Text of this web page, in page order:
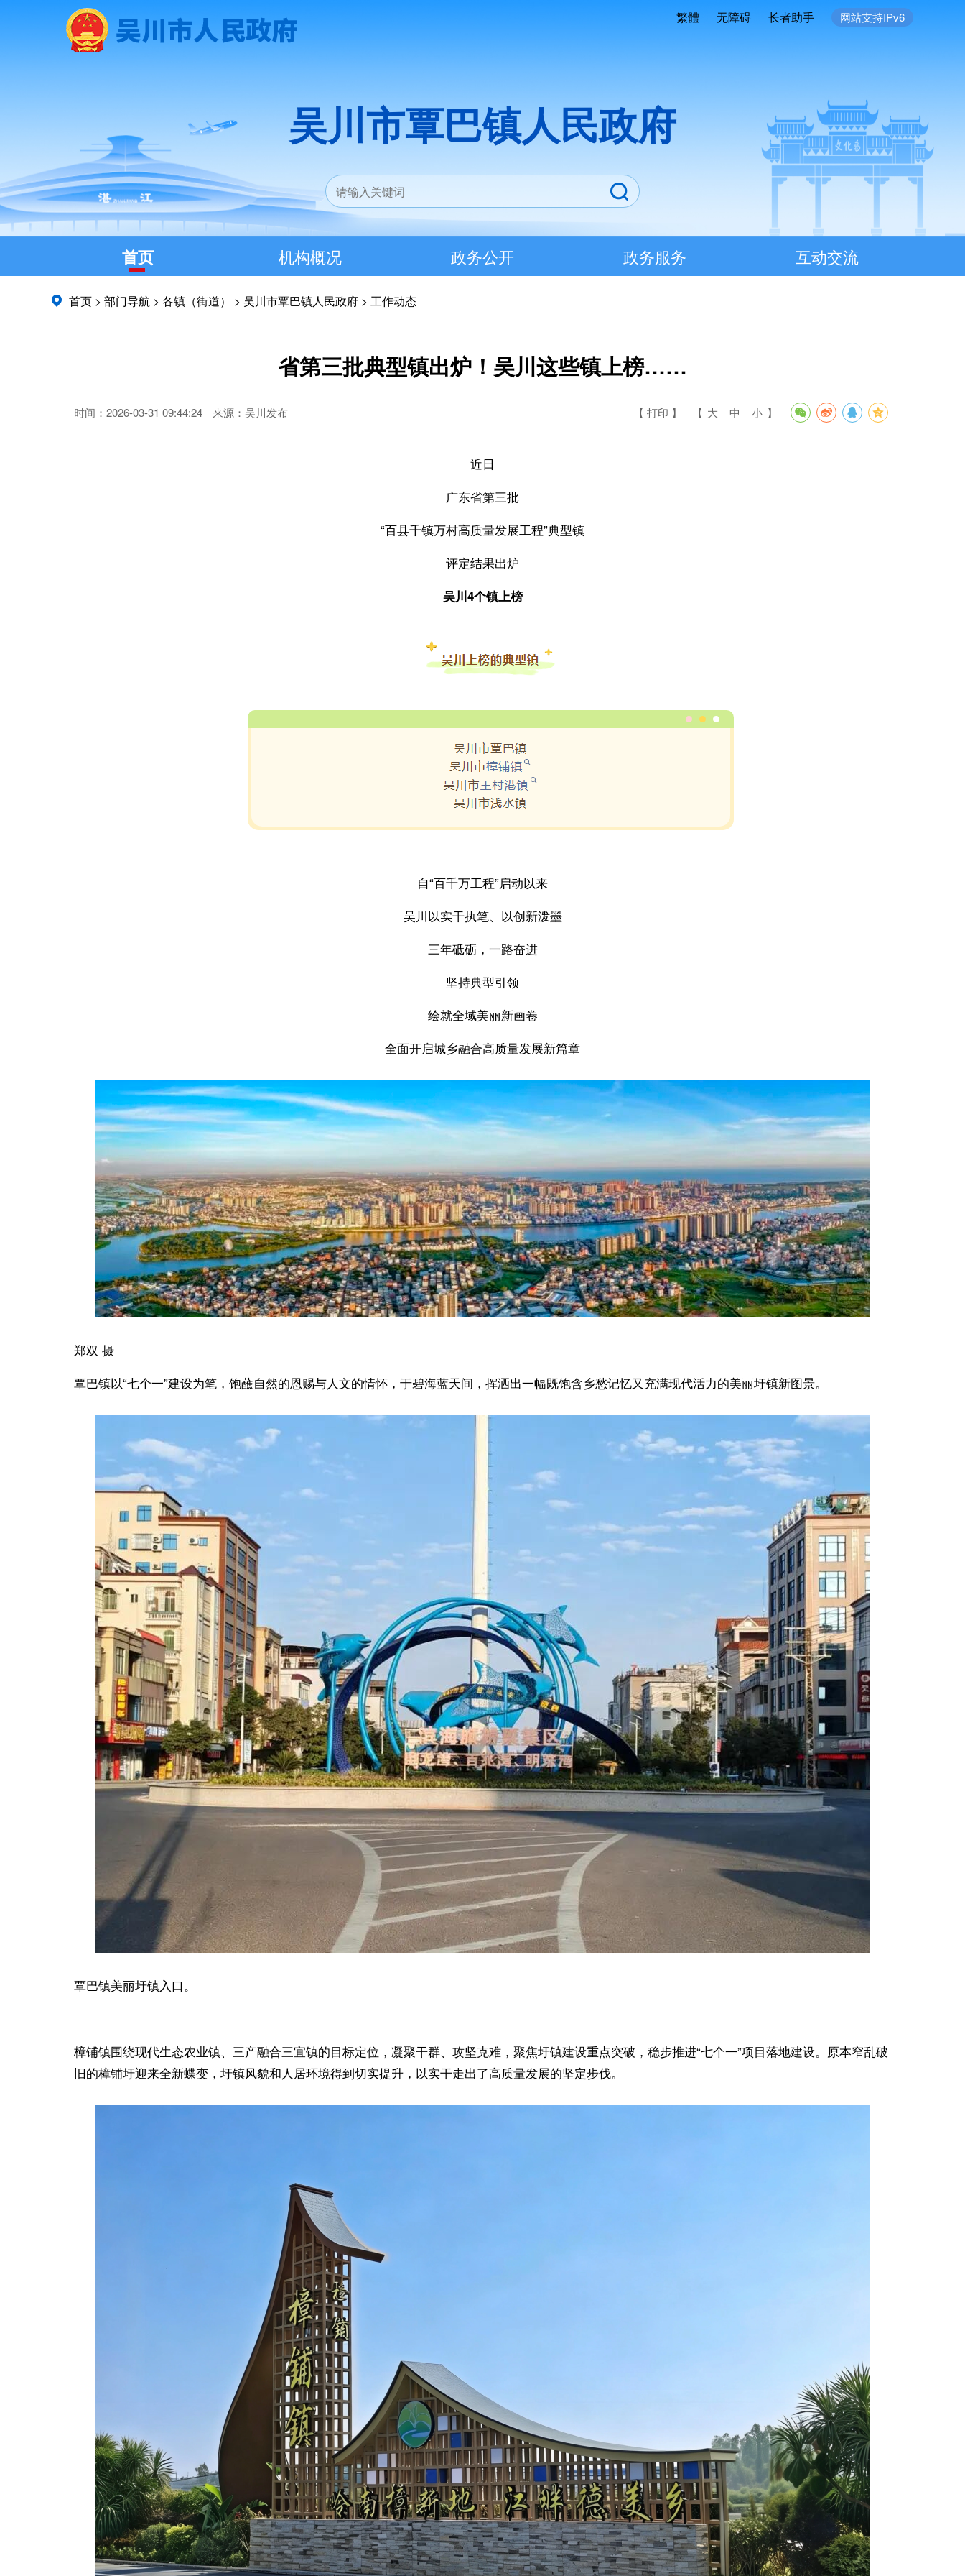
繁體 无障碍 长者助手 网站支持IPv6
吴川市覃巴镇人民政府
首页 机构概况 政务公开 政务服务 互动交流
首页 > 部门导航 > 各镇（街道） > 吴川市覃巴镇人民政府 > 工作动态
省第三批典型镇出炉！吴川这些镇上榜……
时间：2026-03-31 09:44:24 来源：吴川发布 【 打印 】 【 大 中 小 】
近日
广东省第三批
“百县千镇万村高质量发展工程”典型镇
评定结果出炉
吴川4个镇上榜
自“百千万工程”启动以来
吴川以实干执笔、以创新泼墨
三年砥砺，一路奋进
坚持典型引领
绘就全域美丽新画卷
全面开启城乡融合高质量发展新篇章
郑双 摄
覃巴镇以“七个一”建设为笔，饱蘸自然的恩赐与人文的情怀，于碧海蓝天间，挥洒出一幅既饱含乡愁记忆又充满现代活力的美丽圩镇新图景。
覃巴镇美丽圩镇入口。
樟铺镇围绕现代生态农业镇、三产融合三宜镇的目标定位，凝聚干群、攻坚克难，聚焦圩镇建设重点突破，稳步推进“七个一”项目落地建设。原本窄乱破
旧的樟铺圩迎来全新蝶变，圩镇风貌和人居环境得到切实提升，以实干走出了高质量发展的坚定步伐。